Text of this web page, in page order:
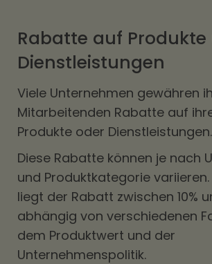
Rabatte auf Produkte
Dienstleistungen
Viele Unternehmen gewähren
Mitarbeitenden Rabatte auf
Produkte oder Dienstleistungen.
Diese Rabatte können je nach
und Produktkategorie variieren.
liegt der Rabatt zwischen 10%
abhängig von verschiedenen
dem Produktwert und der
Unternehmenspolitik.